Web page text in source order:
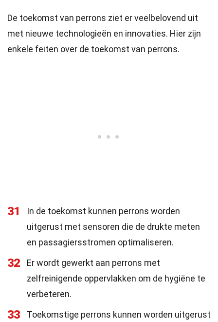
De toekomst van perrons ziet er veelbelovend uit
met nieuwe technologieën en innovaties. Hier zijn
enkele feiten over de toekomst van perrons.
31
In de toekomst kunnen perrons worden
uitgerust met sensoren die de drukte meten
en passagiersstromen optimaliseren.
32
Er wordt gewerkt aan perrons met
zelfreinigende oppervlakken om de hygiëne te
verbeteren.
33
Toekomstige perrons kunnen worden uitgerust